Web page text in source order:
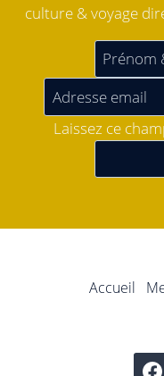
culture & voyage
Laissez ce
Accueil